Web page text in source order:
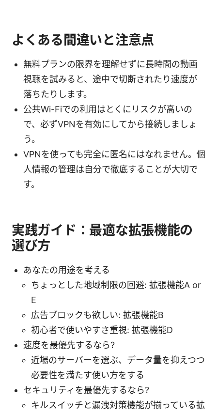
よくある間違いと注意点
無料プランの限界を理解せずに長時間の動画
視聴を試みると、途中で切断されたり速度が
落ちたりします。
公共Wi-Fiでの利用はとくにリスクが高いの
で、必ずVPNを有効にしてから接続しましょ
う。
VPNを使っても完全に匿名にはなれません。個
人情報の管理は自分で徹底することが大切で
す。
実践ガイド：最適な拡張機能の
選び方
あなたの用途を考える
ちょっとした地域制限の回避: 拡張機能A or
E
広告ブロックも欲しい: 拡張機能B
初心者で使いやすさ重視: 拡張機能D
速度を最優先するなら?
近場のサーバーを選ぶ、データ量を抑えつつ
必要性を満たす使い方をする
セキュリティを最優先するなら?
キルスイッチと漏洩対策機能が揃っている拡